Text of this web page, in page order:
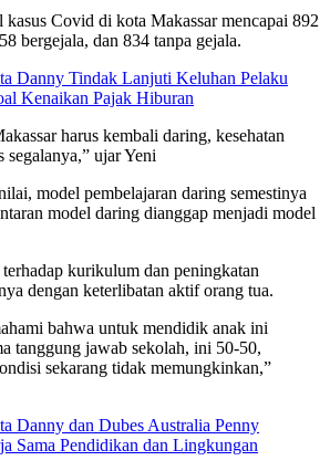
Covid di kota Makassar mencapai 892
bergejala, dan 834 tanpa gejala.
Danny Tindak Lanjuti Keluhan Pelaku
Kenaikan Pajak Hiburan
harus kembali daring, kesehatan
segalanya,” ujar Yeni
model pembelajaran daring semestinya
model daring dianggap menjadi model
kurikulum dan peningkatan
dengan keterlibatan aktif orang tua.
bahwa untuk mendidik anak ini
tanggung jawab sekolah, ini 50-50,
sekarang tidak memungkinkan,”
Danny dan Dubes Australia Penny
Sama Pendidikan dan Lingkungan